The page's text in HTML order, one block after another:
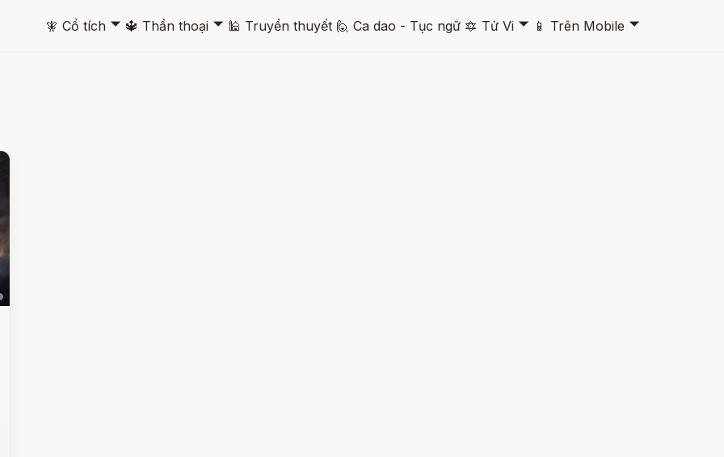
🧚 Cổ tích 🞃 🔱 Thần thoại 🞃 🕌 Truyền thuyết 🙋 Ca dao - Tục ngữ 🔯 Tử Vi 🞃 📱 Trên Mobile 🞃